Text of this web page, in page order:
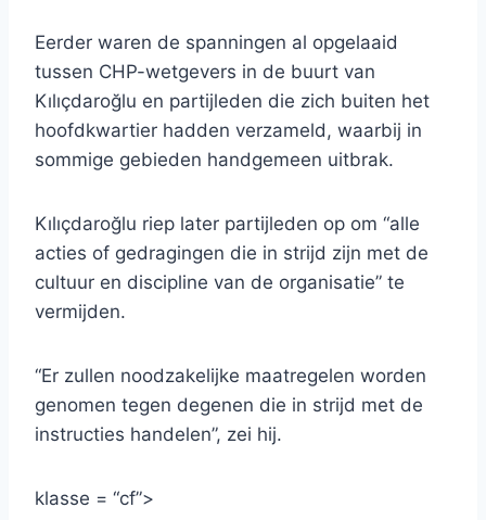
Eerder waren de spanningen al opgelaaid
tussen CHP-wetgevers in de buurt van
Kılıçdaroğlu en partijleden die zich buiten het
hoofdkwartier hadden verzameld, waarbij in
sommige gebieden handgemeen uitbrak.
Kılıçdaroğlu riep later partijleden op om “alle
acties of gedragingen die in strijd zijn met de
cultuur en discipline van de organisatie” te
vermijden.
“Er zullen noodzakelijke maatregelen worden
genomen tegen degenen die in strijd met de
instructies handelen”, zei hij.
klasse = “cf”>